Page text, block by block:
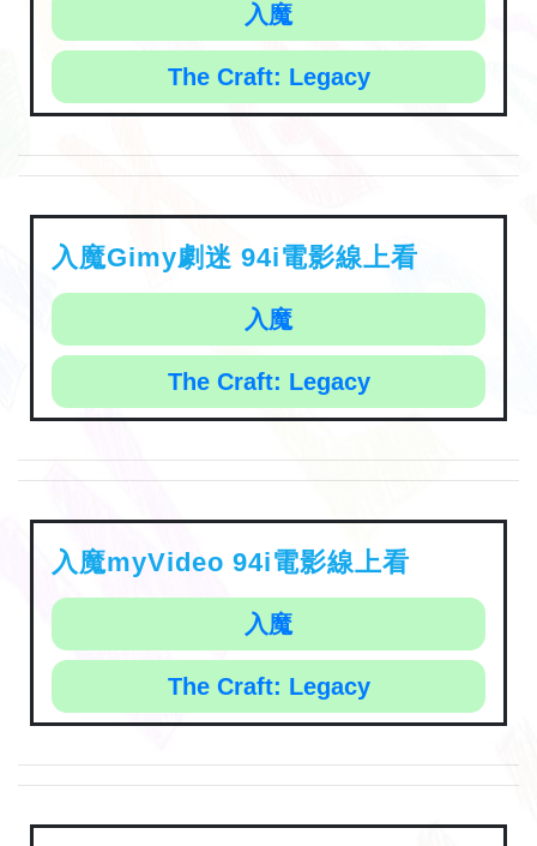
入魔
The Craft: Legacy
入魔Gimy劇迷 94i電影線上看
入魔
The Craft: Legacy
入魔myVideo 94i電影線上看
入魔
The Craft: Legacy